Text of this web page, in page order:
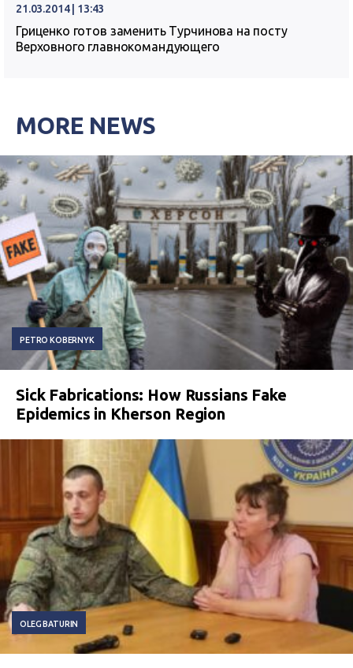
21.03.2014 | 13:43
Гриценко готов заменить Турчинова на посту
Верховного главнокомандующего
MORE NEWS
PETRO KOBERNYK
Sick Fabrications: How Russians Fake
Epidemics in Kherson Region
OLEG BATURIN